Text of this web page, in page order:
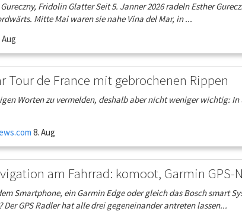
Fridolin Glatter Seit 5. Janner 2026 radeln Esther
Mitte Mai waren sie nahe Vina del Mar, in ...
Aug
Tour de France mit gebrochenen Rippen
Worten zu vermelden, deshalb aber nicht weniger wichtig:
8. Aug
am Fahrrad: komoot, Garmin GPS-
Smartphone, ein Garmin Edge oder gleich das Bosch smart
Der GPS Radler hat alle drei gegeneinander antreten lassen...